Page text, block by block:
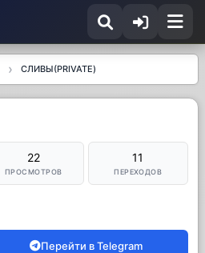
СЛИВЫ(PRIVATE)
22
ПРОСМОТРОВ
11
ПЕРЕХОДОВ
Перейти в Telegram